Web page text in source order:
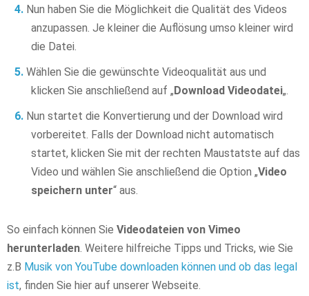
Nun haben Sie die Möglichkeit die Qualität des Videos
anzupassen. Je kleiner die Auflösung umso kleiner wird
die Datei.
Wählen Sie die gewünschte Videoqualität aus und
klicken Sie anschließend auf „Download Videodatei„.
Nun startet die Konvertierung und der Download wird
vorbereitet. Falls der Download nicht automatisch
startet, klicken Sie mit der rechten Maustatste auf das
Video und wählen Sie anschließend die Option „Video
speichern unter“ aus.
So einfach können Sie Videodateien von Vimeo
herunterladen . Weitere hilfreiche Tipps und Tricks, wie Sie
z.B Musik von YouTube downloaden können und ob das legal
ist, finden Sie hier auf unserer Webseite.